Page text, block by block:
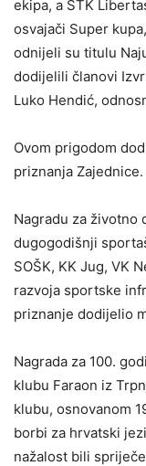
ekipa, a STK
osvajači Super
odnijeli su titulu
dodijelili članovi
Luko Hendić,
Ovom prigodom
priznanja Zajednice.
Nagradu za životno
dugogodišnji
SOŠK, KK Jug, VK
razvoja sportske
priznanje dodijelio
Nagrada za 100.
klubu Faraon iz
klubu, osnovanom
borbi za hrvatski
nažalost bili